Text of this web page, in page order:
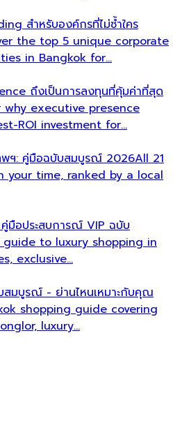
สำหรับองค์กรที่ไม่ซ้ำใคร
the top 5 unique corporate
in Bangkok for…
ถึงเป็นการลงทุนที่คุ้มค่าที่สุด
why executive presence
ROI investment for…
พฯ: คู่มือฉบับสมบูรณ์ 2026All 21
your time, ranked by a local
มือประสบการณ์ VIP ฉบับ
to luxury shopping in
exclusive…
สมบูรณ์ - ย่านไหนเหมาะกับคุณ
shopping guide covering
luxury…